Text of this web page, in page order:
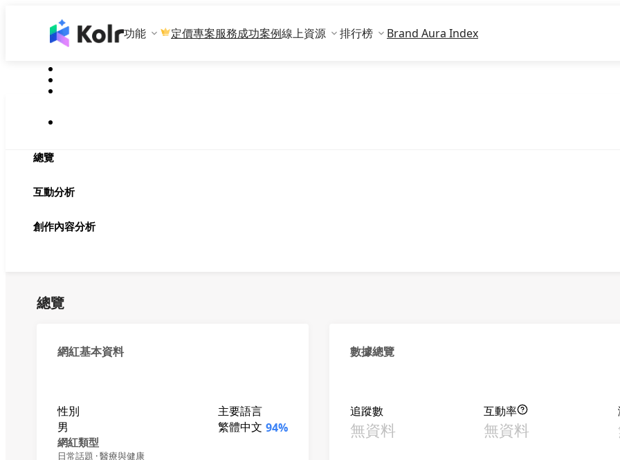
功能 定價專案服務成功案例線上資源 排行榜 Brand Aura Index
總覽
互動分析
創作內容分析
總覽
網紅基本資料
性別
男
主要語言
繁體中文 94%
網紅類型
日常話題 · 醫療與健康
數據總覽
追蹤數
無資料
互動率
無資料